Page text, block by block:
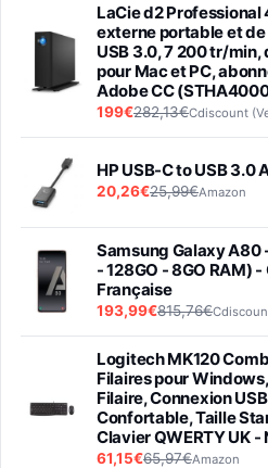
LaCie d2 Professional
externe portable et de
USB 3.0, 7 200 tr/
pour Mac et PC,
Adobe CC
199€282,13€Cdiscount
HP USB-C to USB 3.0
20,26€25,99€Amazon
Samsung Galaxy A80
- 128GO - 8GO RAM) -
Française
193,99€815,76€
Logitech MK120
Filaires pour
Filaire, Connexion
Confortable, Taille
Clavier QWERTY UK -
61,15€65,97€Amazon